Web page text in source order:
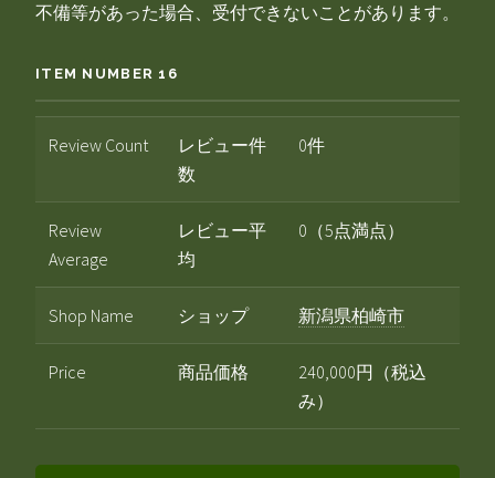
不備等があった場合、受付できないことがあります。
ITEM NUMBER 16
Review Count
レビュー件
数
0件
Review
Average
レビュー平
均
0（5点満点）
Shop Name ショップ 新潟県柏崎市
Price 商品価格
240,000円（税込
み）